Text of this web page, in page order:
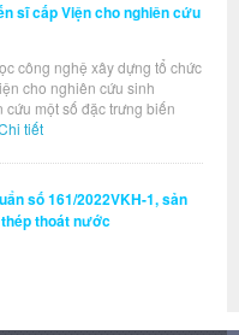
sĩ cấp Viện cho nghiên cứu
công nghệ xây dựng tổ chức
cho nghiên cứu sinh
một số đặc trưng biến
tiết
số 161/2022VKH-1, sản
thoát nước